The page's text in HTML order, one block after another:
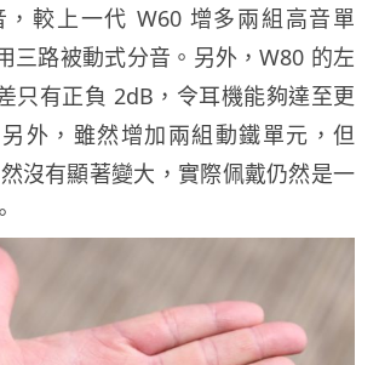
較上一代 W60 增多兩組高音單
三路被動式分音。另外，W80 的左
只有正負 2dB，令耳機能夠達至更
外，雖然增加兩組動鐵單元，但
沒有顯著變大，實際佩戴仍然是一